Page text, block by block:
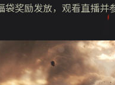
奖励发放，观看直播并